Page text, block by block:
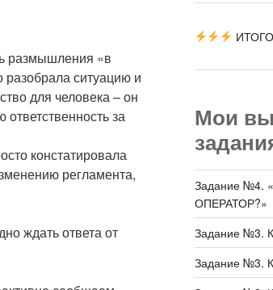
размышления «в
разобрала ситуацию и
для человека – он
за
констатировала
регламента,
ждать ответа от
Мои
Задание
ОПЕРАТОР?»
Задание №3.
Задание №3.